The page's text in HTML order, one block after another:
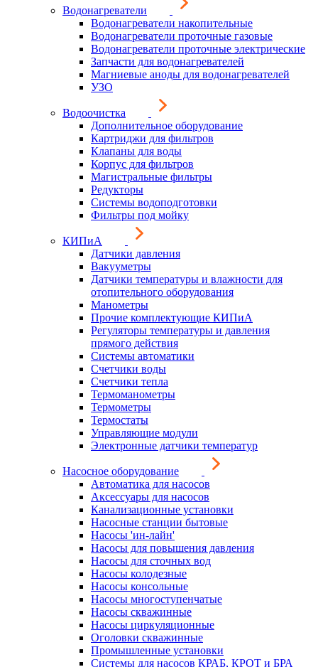
Водонагреватели
Водонагреватели накопительные
Водонагреватели проточные газовые
Водонагреватели проточные электрические
Запчасти для водонагревателей
Магниевые аноды для водонагревателей
УЗО
Водоочистка
Дополнительное оборудование
Картриджи для фильтров
Клапаны для воды
Корпус для фильтров
Магистральные фильтры
Редукторы
Системы водоподготовки
Фильтры под мойку
КИПиА
Датчики давления
Вакууметры
Датчики температуры и влажности для
отопительного оборудования
Манометры
Прочие комплектующие КИПиА
Регуляторы температуры и давления
прямого действия
Системы автоматики
Счетчики воды
Счетчики тепла
Термоманометры
Термометры
Термостаты
Управляющие модули
Электронные датчики температур
Насосное оборудование
Автоматика для насосов
Аксессуары для насосов
Канализационные установки
Насосные станции бытовые
Насосы 'ин-лайн'
Насосы для повышения давления
Насосы для сточных вод
Насосы колодезные
Насосы консольные
Насосы многоступенчатые
Насосы скважинные
Насосы циркуляционные
Оголовки скважинные
Промышленные установки
Системы для насосов КРАБ, КРОТ и БРА